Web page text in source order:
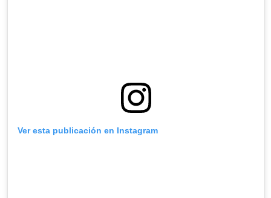
Ver esta publicación en Instagram